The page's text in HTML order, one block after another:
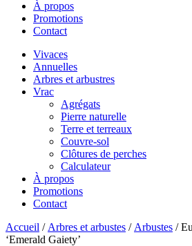
À propos
Promotions
Contact
Vivaces
Annuelles
Arbres et arbustres
Vrac
Agrégats
Pierre naturelle
Terre et terreaux
Couvre-sol
Clôtures de perches
Calculateur
À propos
Promotions
Contact
Accueil / Arbres et arbustes / Arbustes /
‘Emerald Gaiety’